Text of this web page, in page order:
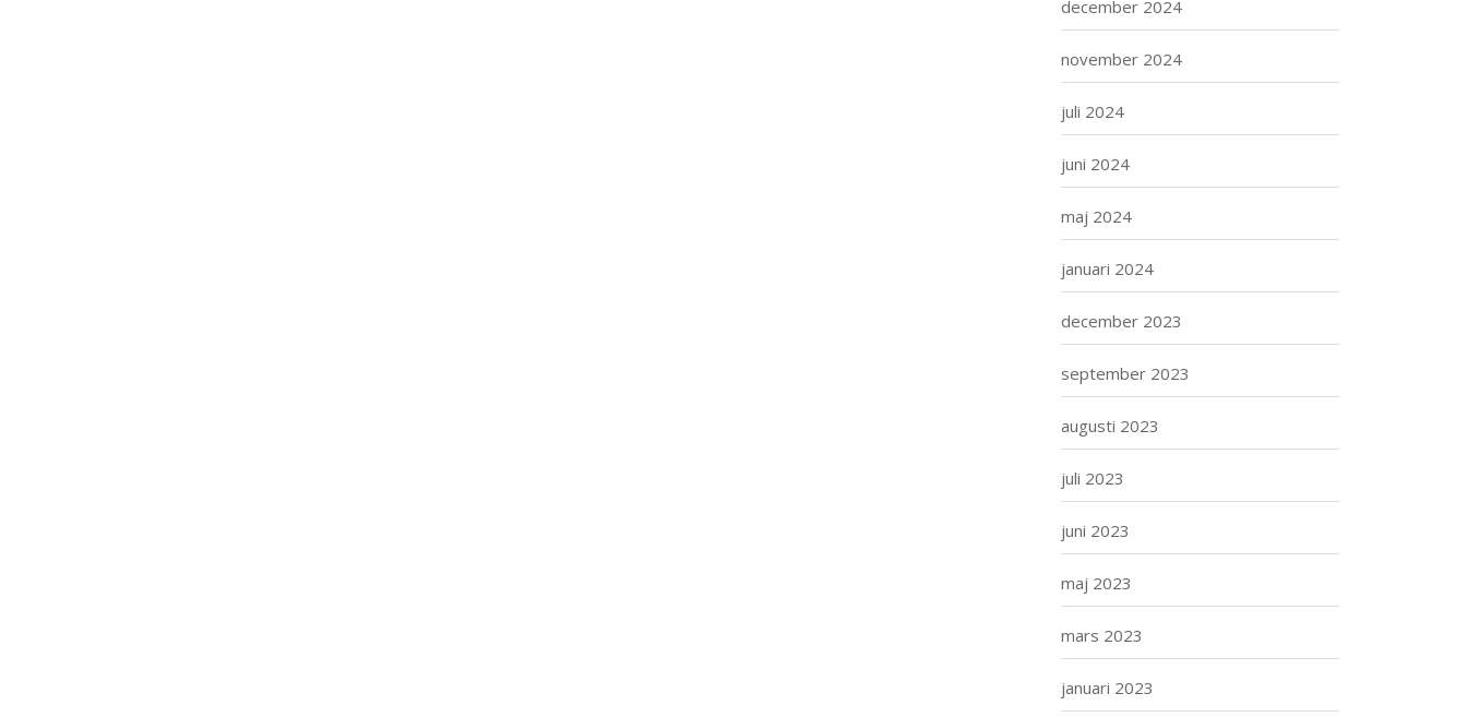
december 2024
november 2024
juli 2024
juni 2024
maj 2024
januari 2024
december 2023
september 2023
augusti 2023
juli 2023
juni 2023
maj 2023
mars 2023
januari 2023